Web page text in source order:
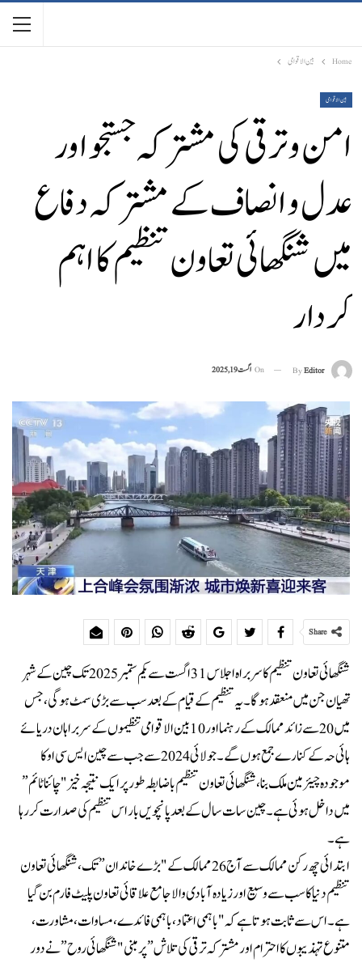
Home بین الاقوامی
بین الاقوامی
امن و ترقی کی مشترکہ جستجو اور
عدل و انصاف کے مشترکہ دفاع
میں شنگھائی تعاون تنظیم کا اہم
کردار
ByEditor
On اگست 19, 2025
Share
شنگھائی تعاون تنظیم کا سربراہ اجلاس 31 اگست سے یکم ستمبر 2025 تک چین کے شہر
تھیان جن میں منعقد ہوگا۔ یہ تنظیم کے قیام کے بعد سب سے بڑی سمٹ ہوگی، جس
میں 20 سے زائد ممالک کے رہنما اور 10 بین الاقوامی تنظیموں کے سربراہان دریائے
ہائی حہ کے کنارے جمع ہوں گے۔ جولائی 2024 سے جب سے چین ایس سی او کا
موجودہ چیئرمین ملک بنا ، شنگھائی تعاون تنظیم باضابطہ طور پر ایک نتیجہ خیز "چائنا ٹائم”
میں داخل ہوئی ہے ۔ چین سات سال کے بعد پانچویں بار اس تنظیم کی صدارت کر رہا
ہے۔
ابتدائی چھ رکن ممالک سے آج 26 ممالک کے "بڑے خاندان” تک، شنگھائی تعاون
تنظیم دنیا کا سب سے وسیع اور زیادہ آبادی والا جامع علاقائی تعاون پلیٹ فارم بن گیا
ہے۔ اس سے ثابت ہوتا ہے کہ "باہمی اعتماد، باہمی فائدے، مساوات، مشاورت،
متنوع تہذیبوں کا احترام اور مشترکہ ترقی کی تلاش” پر مبنی "شنگھائی روح”نے دور